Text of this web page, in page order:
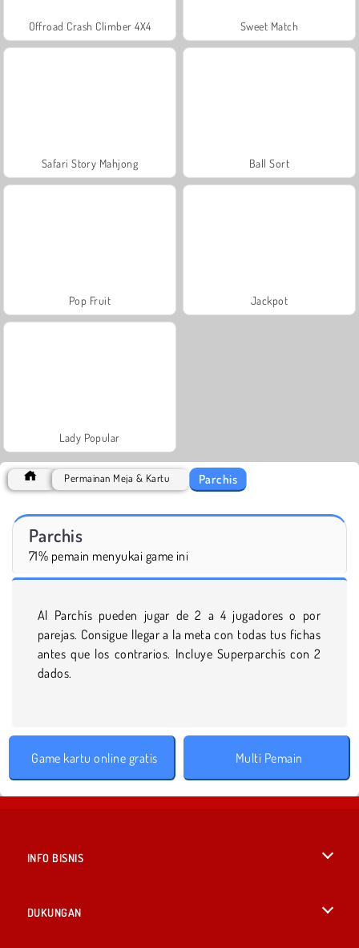
Offroad Crash Climber 4X4 Sweet Match
Safari Story Mahjong Ball Sort
Pop Fruit Jackpot
Lady Popular
Permainan Meja & Kartu Parchis
Parchis
71% pemain menyukai game ini
Al Parchís pueden jugar de 2 a 4 jugadores o por
parejas. Consigue llegar a la meta con todas tus fichas
antes que los contrarios. Incluye Superparchís con 2
dados.
Game kartu online gratis Multi Pemain
INFO BISNIS
DUKUNGAN